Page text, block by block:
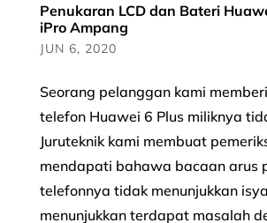
Penukaran LCD dan Bateri
iPro Ampang
JUN 6, 2020
Seorang pelanggan kami
telefon Huawei 6 Plus miliknya
Juruteknik kami membuat
mendapati bahawa bacaan arus
telefonnya tidak menunjukkan
menunjukkan terdapat masalah